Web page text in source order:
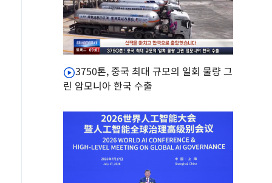
3750톤, 중국 최대 규모의 일회 물량 그
린 암모니아 한국 수출